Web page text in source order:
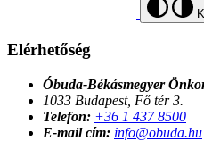
Elérhetőség
Óbuda-Békásmegyer
1033 Budapest, Fő tér 3.
Telefon: +36 1 437 8500
E-mail cím: info@obuda.hu